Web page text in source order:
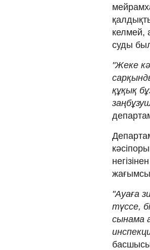
келмей,
суды
"Жеке
құқық
"Ауаға
түссе,
сынама